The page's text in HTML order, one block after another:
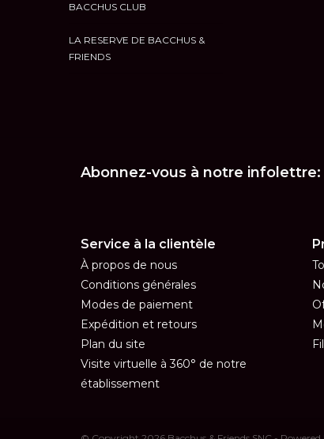
BACCHUS CLUB
LA RESERVE DE BACCHUS &
FRIENDS
Abonnez-vous à notre infolettre:
Service à la clientèle
À propos de nous
Conditions générales
Modes de paiement
Expédition et retours
Plan du site
Visite virtuelle à 360° de notre
établissement